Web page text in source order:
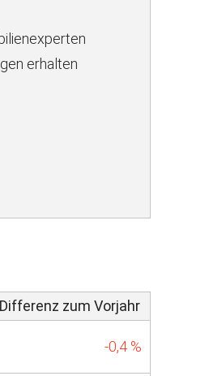
erhalten
Differenz zum Vorjahr
-0,4 %